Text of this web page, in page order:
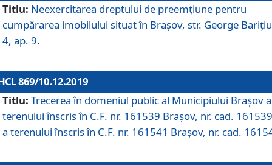
Titlu: Neexercitarea dreptului de preemţiune pentru
cumpărarea imobilului situat în Braşov, str. George
4, ap. 9.
869/10.12.2019
Titlu: Trecerea în domeniul public al Municipiului Braşov a
terenului înscris în C.F. nr. 161539 Brașov, nr. cad.
a terenului înscris în C.F. nr. 161541 Brașov, nr. cad.